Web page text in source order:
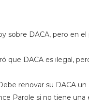
sobre DACA, pero en
que DACA es ilegal,
renovar su DACA
Parole si no tiene